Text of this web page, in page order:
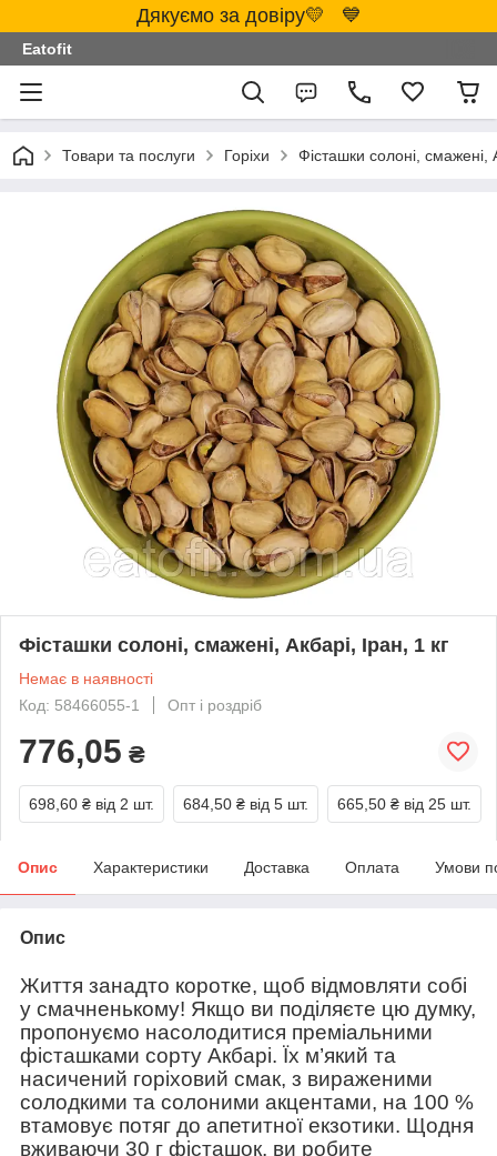
Дякуємо за довіру💛 💙
Eatofit
Товари та послуги Горіхи Фісташки солоні, смажені,
Фісташки солоні, смажені, Акбарі, Іран, 1 кг
Немає в наявності
Код: 58466055-1
Опт і роздріб
776,05 ₴
698,60 ₴ від 2 шт. 684,50 ₴ від 5 шт. 665,50 ₴ від 25 шт.
Опис Характеристики Доставка Оплата Умови
Опис
Життя занадто коротке, щоб відмовляти собі
у смачненькому! Якщо ви поділяєте цю думку,
пропонуємо насолодитися преміальними
фісташками сорту Акбарі. Їх м’який та
насичений горіховий смак, з вираженими
солодкими та солоними акцентами, на 100 %
втамовує потяг до апетитної екзотики. Щодня
вживаючи 30 г фісташок, ви робите